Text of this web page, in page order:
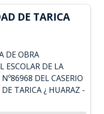
DE TARICA
DE OBRA
ESCOLAR DE LA
DEL CASERIO
TARICA ¿ HUARAZ -